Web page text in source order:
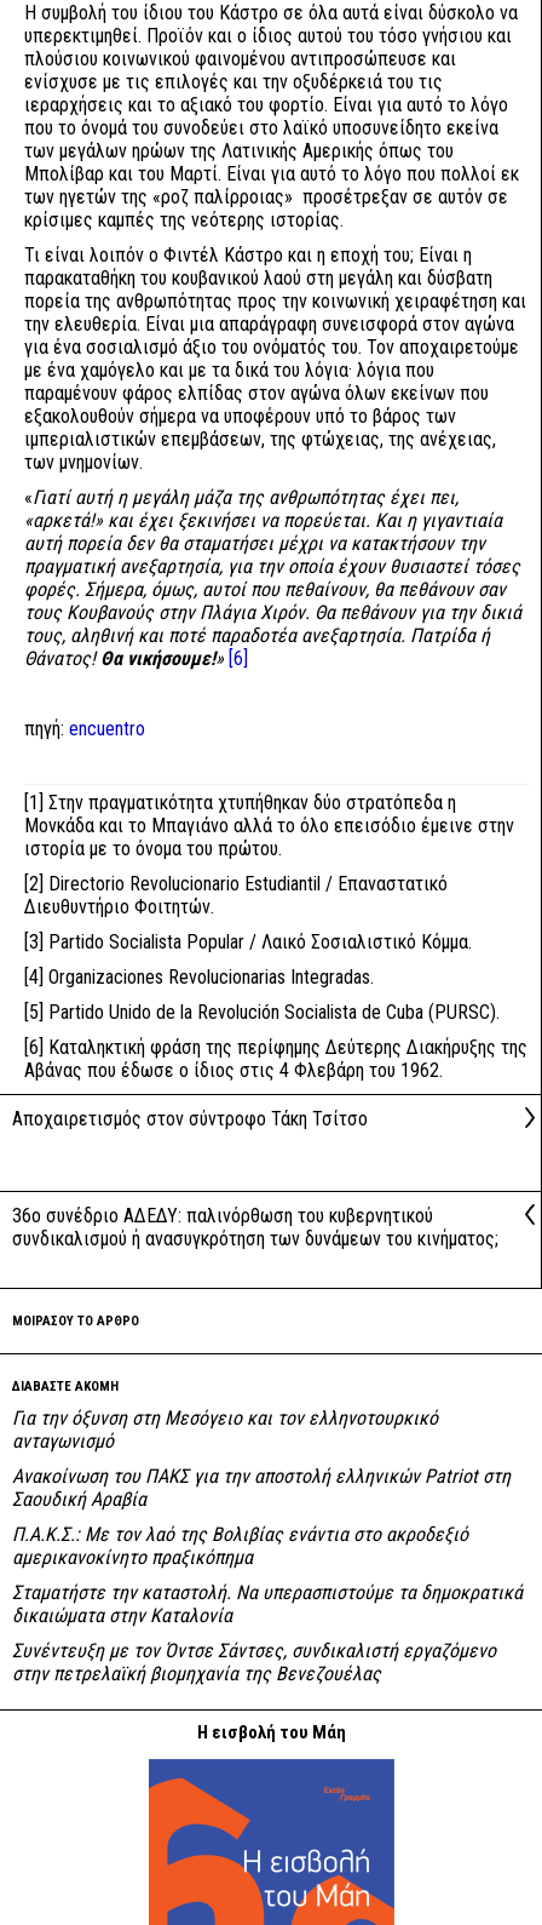
Η συμβολή του ίδιου του Κάστρο σε όλα αυτά είναι δύσκολο να
υπερεκτιμηθεί. Προϊόν και ο ίδιος αυτού του τόσο γνήσιου και
πλούσιου κοινωνικού φαινομένου αντιπροσώπευσε και
ενίσχυσε με τις επιλογές και την οξυδέρκειά του τις
ιεραρχήσεις και το αξιακό του φορτίο. Είναι για αυτό το λόγο
που το όνομά του συνοδεύει στο λαϊκό υποσυνείδητο εκείνα
των μεγάλων ηρώων της Λατινικής Αμερικής όπως του
Μπολίβαρ και του Μαρτί. Είναι για αυτό το λόγο που πολλοί εκ
των ηγετών της «ροζ παλίρροιας» προσέτρεξαν σε αυτόν σε
κρίσιμες καμπές της νεότερης ιστορίας.
Τι είναι λοιπόν ο Φιντέλ Κάστρο και η εποχή του; Είναι η
παρακαταθήκη του κουβανικού λαού στη μεγάλη και δύσβατη
πορεία της ανθρωπότητας προς την κοινωνική χειραφέτηση και
την ελευθερία. Είναι μια απαράγραφη συνεισφορά στον αγώνα
για ένα σοσιαλισμό άξιο του ονόματός του. Τον αποχαιρετούμε
με ένα χαμόγελο και με τα δικά του λόγια· λόγια που
παραμένουν φάρος ελπίδας στον αγώνα όλων εκείνων που
εξακολουθούν σήμερα να υποφέρουν υπό το βάρος των
ιμπεριαλιστικών επεμβάσεων, της φτώχειας, της ανέχειας,
των μνημονίων.
«Γιατί αυτή η μεγάλη μάζα της ανθρωπότητας έχει πει,
«αρκετά!» και έχει ξεκινήσει να πορεύεται. Και η γιγαντιαία
αυτή πορεία δεν θα σταματήσει μέχρι να κατακτήσουν την
πραγματική ανεξαρτησία, για την οποία έχουν θυσιαστεί τόσες
φορές. Σήμερα, όμως, αυτοί που πεθαίνουν, θα πεθάνουν σαν
τους Κουβανούς στην Πλάγια Χιρόν. Θα πεθάνουν για την δικιά
τους, αληθινή και ποτέ παραδοτέα ανεξαρτησία. Πατρίδα ή
Θάνατος!Θα νικήσουμε!» [6]
πηγή: encuentro
[1] Στην πραγματικότητα χτυπήθηκαν δύο στρατόπεδα η
Μονκάδα και το Μπαγιάνο αλλά το όλο επεισόδιο έμεινε στην
ιστορία με το όνομα του πρώτου.
[2] Directorio Revolucionario Estudiantil / Επαναστατικό
Διευθυντήριο Φοιτητών.
[3] Partido Socialista Popular / Λαικό Σοσιαλιστικό Κόμμα.
[4] Organizaciones Revolucionarias Integradas.
[5] Partido Unido de la Revolución Socialista de Cuba (PURSC).
[6] Καταληκτική φράση της περίφημης Δεύτερης Διακήρυξης της
Αβάνας που έδωσε ο ίδιος στις 4 Φλεβάρη του 1962.
Αποχαιρετισμός στον σύντροφο Τάκη Τσίτσο
36ο συνέδριο ΑΔΕΔΥ: παλινόρθωση του κυβερνητικού
συνδικαλισμού ή ανασυγκρότηση των δυνάμεων του κινήματος;
ΜΟΙΡΑΣΟΥ ΤΟ ΑΡΘΡΟ
ΔΙΑΒΑΣΤΕ ΑΚΟΜΗ
Για την όξυνση στη Μεσόγειο και τον ελληνοτουρκικό
ανταγωνισμό
Ανακοίνωση του ΠΑΚΣ για την αποστολή ελληνικών Patriot στη
Σαουδική Αραβία
Π.Α.Κ.Σ.: Με τον λαό της Βολιβίας ενάντια στο ακροδεξιό
αμερικανοκίνητο πραξικόπημα
Σταματήστε την καταστολή. Να υπερασπιστούμε τα δημοκρατικά
δικαιώματα στην Καταλονία
Συνέντευξη με τον Όντσε Σάντσες, συνδικαλιστή εργαζόμενο
στην πετρελαϊκή βιομηχανία της Βενεζουέλας
Η εισβολή του Μάη